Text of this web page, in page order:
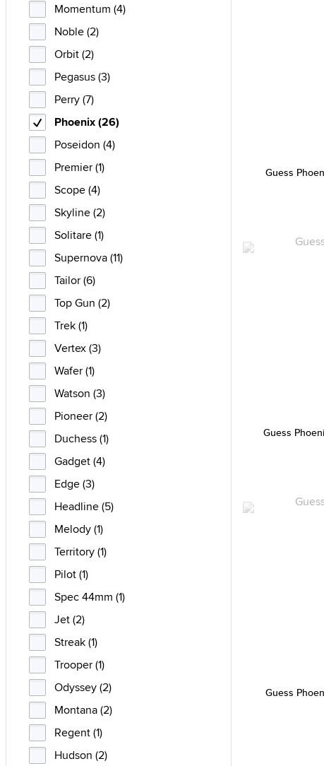
Guess
Guess
Guess
Momentum (4)
Noble (2)
Orbit (2)
Pegasus (3)
Perry (7)
Phoenix (26)
Poseidon (4)
Premier (1)
Scope (4)
Skyline (2)
Solitare (1)
Supernova (11)
Tailor (6)
Top Gun (2)
Trek (1)
Vertex (3)
Wafer (1)
Watson (3)
Pioneer (2)
Duchess (1)
Gadget (4)
Edge (3)
Headline (5)
Melody (1)
Territory (1)
Pilot (1)
Spec 44mm (1)
Jet (2)
Streak (1)
Trooper (1)
Odyssey (2)
Montana (2)
Regent (1)
Hudson (2)